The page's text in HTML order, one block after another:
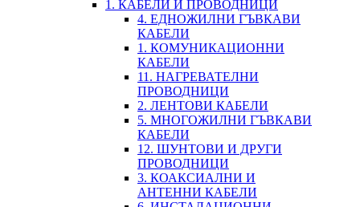
1. КАБЕЛИ И ПРОВОДНИЦИ
4. ЕДНОЖИЛНИ ГЪВКАВИ
КАБЕЛИ
1. КОМУНИКАЦИОННИ
КАБЕЛИ
11. НАГРЕВАТЕЛНИ
ПРОВОДНИЦИ
2. ЛЕНТОВИ КАБЕЛИ
5. МНОГОЖИЛНИ ГЪВКАВИ
КАБЕЛИ
12. ШУНТОВИ И ДРУГИ
ПРОВОДНИЦИ
3. КОАКСИАЛНИ И
АНТЕННИ КАБЕЛИ